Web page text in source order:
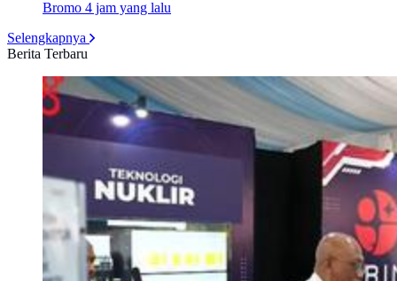
Bromo 4 jam yang lalu
Selengkapnya
Berita Terbaru